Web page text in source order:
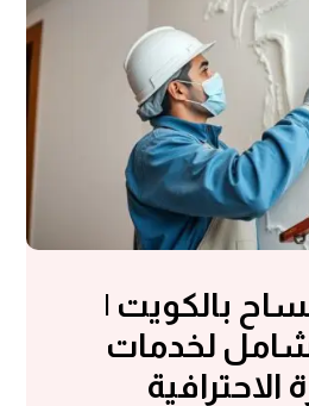
بالكويت |
لخدمات
الاحترافية